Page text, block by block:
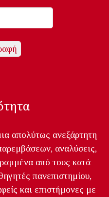
απολύτως ανεξάρτητη
αναλύσεις,
από τους κατά
πανεπιστημίου,
και επιστήμονες με